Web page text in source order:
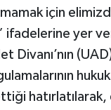
için
ifadelerine yer
Divanı’nın